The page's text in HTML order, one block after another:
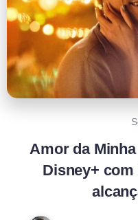
Amor da
Disney+